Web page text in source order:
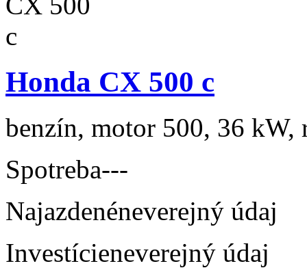
Honda CX 500 c
benzín, motor 500, 36 kW,
Spotreba---
Najazdenéneverejný údaj
Investícieneverejný údaj